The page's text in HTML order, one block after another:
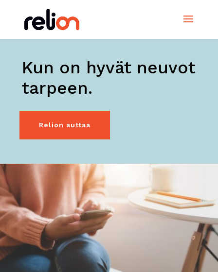
Kun on hyvät neuvot
tarpeen.
Relion auttaa